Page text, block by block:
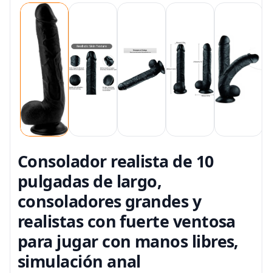
Consolador realista de 10
pulgadas de largo,
consoladores grandes y
realistas con fuerte ventosa
para jugar con manos libres,
simulación anal